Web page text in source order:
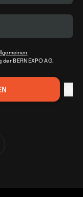
der BERNEXPO AG.